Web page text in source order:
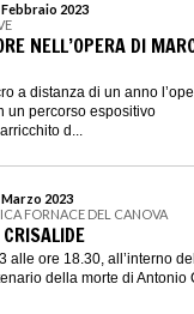
2023
NELL’OPERA DI
a distanza di un anno
un percorso espositivo
d...
2023
FORNACE DEL CANOVA
alle ore 18.30, all’interno
della morte di Antonio